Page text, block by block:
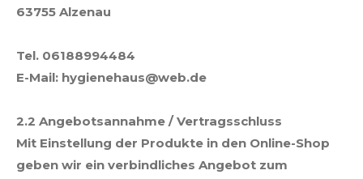
63755 Alzenau
Tel. 06188994484
E-Mail: hygienehaus@web.de
2.2 Angebotsannahme / Vertragsschluss
Mit Einstellung der Produkte in den Online-Shop
geben wir ein verbindliches Angebot zum